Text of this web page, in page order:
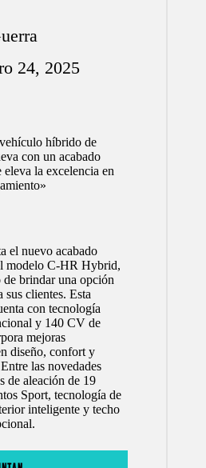
24, 2025
el nuevo acabado
modelo C-HR Hybrid,
brindar una opción
sus clientes. Esta
con tecnología
y 140 CV de
mejoras
diseño, confort y
las novedades
de aleación de 19
Sport, tecnología de
inteligente y techo